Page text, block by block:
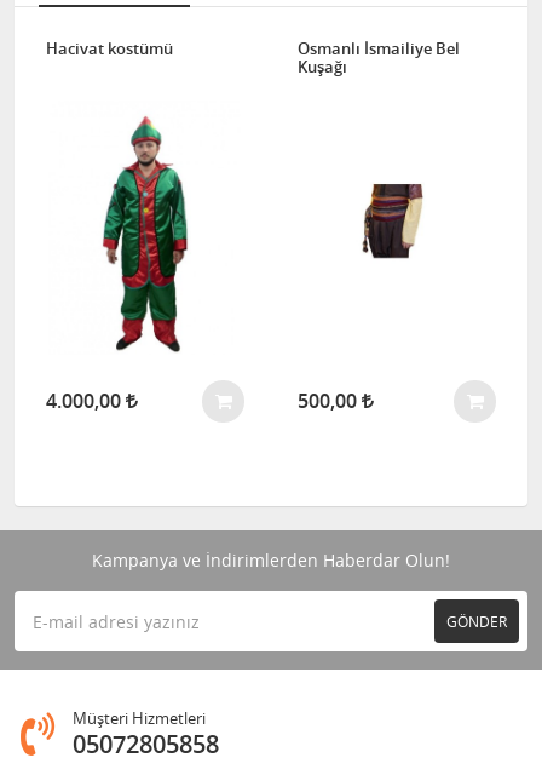
Hacivat kostümü
4.000,00
Osmanlı İsmailiye Bel
Kuşağı
500,00
Kampanya ve İndirimlerden Haberdar Olun!
GÖNDER
Müşteri Hizmetleri
05072805858